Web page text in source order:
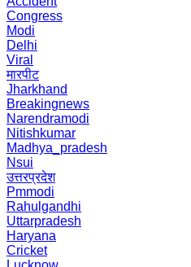
Congress
Modi
Delhi
Viral
मारपीट
Jharkhand
Breakingnews
Narendramodi
Nitishkumar
Madhya_pradesh
Nsui
उत्तरप्रदेश
Pmmodi
Rahulgandhi
Uttarpradesh
Haryana
Cricket